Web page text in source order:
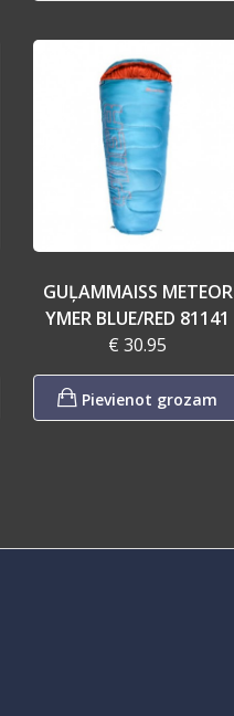
GUĻAMMAISS METEOR
YMER BLUE/RED 81141
€ 30.95
Pievienot grozam